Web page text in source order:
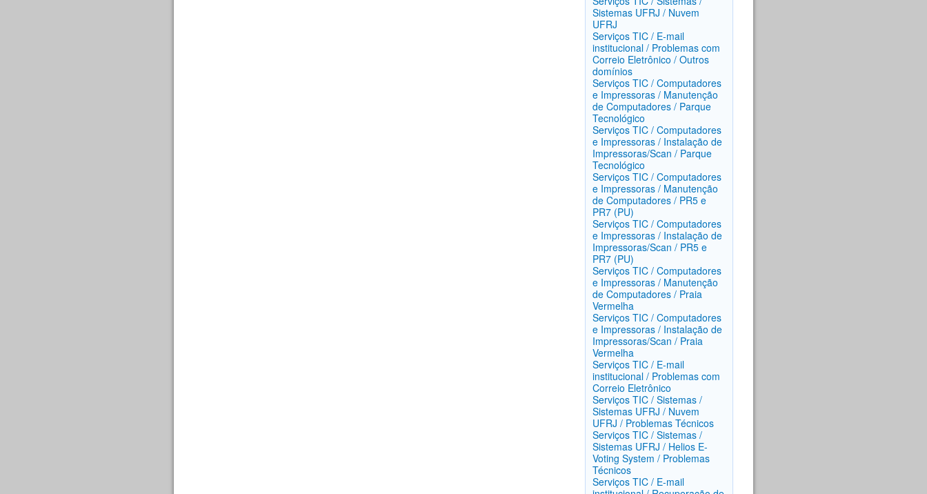
Sistemas UFRJ / Nuvem
UFRJ
Serviços TIC / E-mail
institucional / Problemas com
Correio Eletrônico / Outros
domínios
Serviços TIC / Computadores
e Impressoras / Manutenção
de Computadores / Parque
Tecnológico
Serviços TIC / Computadores
e Impressoras / Instalação de
Impressoras/Scan / Parque
Tecnológico
Serviços TIC / Computadores
e Impressoras / Manutenção
de Computadores / PR5 e
PR7 (PU)
Serviços TIC / Computadores
e Impressoras / Instalação de
Impressoras/Scan / PR5 e
PR7 (PU)
Serviços TIC / Computadores
e Impressoras / Manutenção
de Computadores / Praia
Vermelha
Serviços TIC / Computadores
e Impressoras / Instalação de
Impressoras/Scan / Praia
Vermelha
Serviços TIC / E-mail
institucional / Problemas com
Correio Eletrônico
Serviços TIC / Sistemas /
Sistemas UFRJ / Nuvem
UFRJ / Problemas Técnicos
Serviços TIC / Sistemas /
Sistemas UFRJ / Helios E-
Voting System / Problemas
Técnicos
Serviços TIC / E-mail